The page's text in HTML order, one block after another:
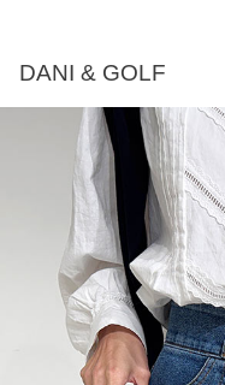
DANI & GOLF